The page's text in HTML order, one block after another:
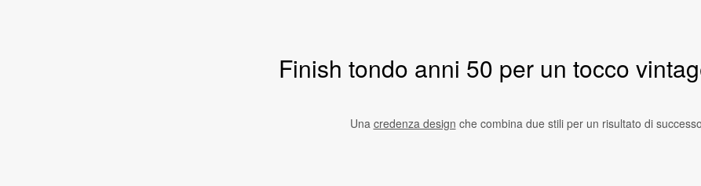
Finish tondo anni 50 per un tocco
Una credenza design che combina due stili per un risultato di